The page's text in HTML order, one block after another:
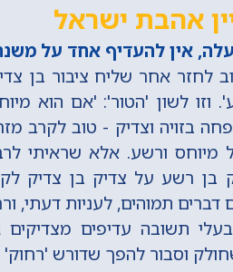
אהבת ישראל
אין להעדיף אחד על
אחר שליח ציבור בן
וזו לשון 'הטור': 'אם הוא
בזויה וצדיק - טוב לקרב
ורשע. אלא שראיתי
בן רשע על צדיק בן צדיק
דברים תמוהים, לעניות דעתי,
תשובה עדיפים מצדיקים
וסבור להפך שדורש